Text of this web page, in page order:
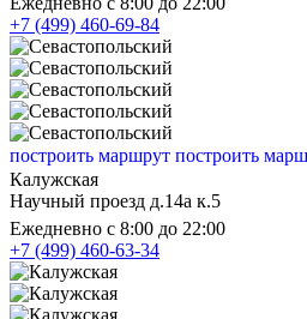
+7 (499) 460-69-84
построить маршрут построить
Калужская
Научный проезд д.14а к.5
Ежедневно с 8:00 до 22:00
+7 (499) 460-63-34